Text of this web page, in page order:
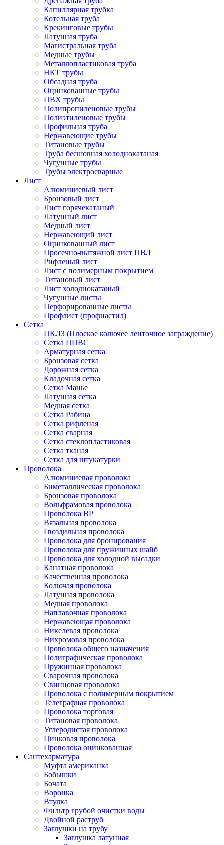
Капиллярная трубка
Котельная труба
Крекинговые трубы
Латунная труба
Магистральная труба
Медные трубы
Металлопластиковая труба
НКТ трубы
Обсадная труба
Оцинкованные трубы
ПВХ трубы
Полипропиленовые трубы
Полиэтиленовые трубы
Профильная труба
Нержавеющие трубы
Титановые трубы
Труба бесшовная холоднокатаная
Чугунные трубы
Трубы электросварные
Лист
Алюминиевый лист
Бронзовый лист
Лист горячекатаный
Латунный лист
Медный лист
Нержавеющий лист
Оцинкованный лист
Просечно-вытяжной лист ПВЛ
Рифленый лист
Лист с полимерным покрытием
Титановый лист
Лист холоднокатаный
Чугунные листы
Перфорированные листы
Профлист (профнастил)
Сетка
ПКЛЗ (Плоское колючее ленточное заграждение)
Сетка ЦПВС
Арматурная сетка
Бронзовая сетка
Дорожная сетка
Кладочная сетка
Сетка Манье
Латунная сетка
Медная сетка
Сетка Рабица
Сетка рифленая
Сетка сварная
Сетка стеклопластиковая
Сетка тканая
Сетка для штукатурки
Проволока
Алюминиевая проволока
Биметаллическая проволока
Бронзовая проволока
Вольфрамовая проволока
Проволока ВР
Вязальная проволока
Гвоздильная проволока
Проволока для бронирования
Проволока для пружинных шайб
Проволока для холодной высадки
Канатная проволока
Качественная проволока
Колючая проволока
Латунная проволока
Медная проволока
Наплавочная проволока
Нержавеющая проволока
Никелевая проволока
Нихромовая проволока
Проволока общего назначения
Полиграфическая проволока
Пружинная проволока
Сварочная проволока
Свинцовая проволока
Проволока с полимерным покрытием
Телеграфная проволока
Проволока торговая
Титановая проволока
Углеродистая проволока
Цинковая проволока
Проволока оцинкованная
Сантехарматура
Муфта американка
Бобышки
Бочата
Воронка
Втулка
Фильтр грубой очистки воды
Двойной раструб
Заглушки на трубу
Заглушка латунная